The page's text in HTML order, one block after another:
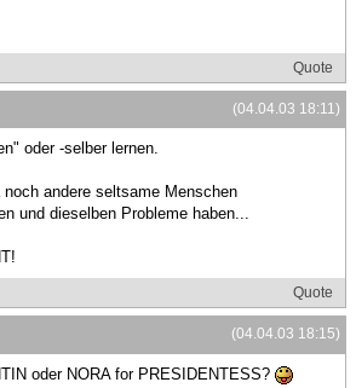
Quote
(04.04.03 18:11)
oder -selber lernen.
andere seltsame Menschen
und dieselben Probleme haben...
Quote
(04.04.03 18:15)
oder NORA for PRESIDENTESS?